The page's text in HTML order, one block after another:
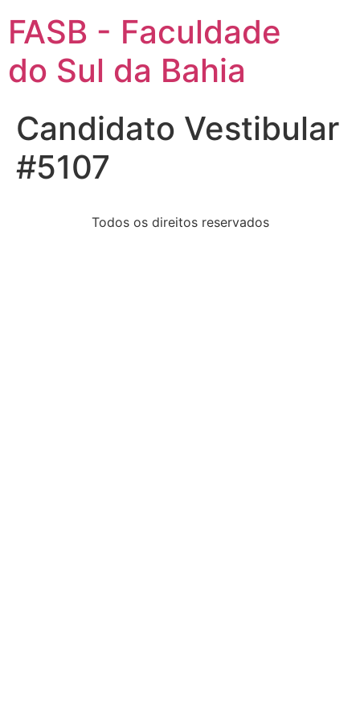
FASB - Faculdade
do Sul da Bahia
Candidato Vestibular
#5107
Todos os direitos reservados